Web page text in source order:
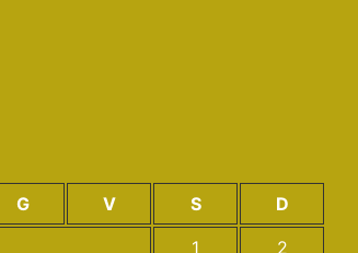
G V S
D
1
2